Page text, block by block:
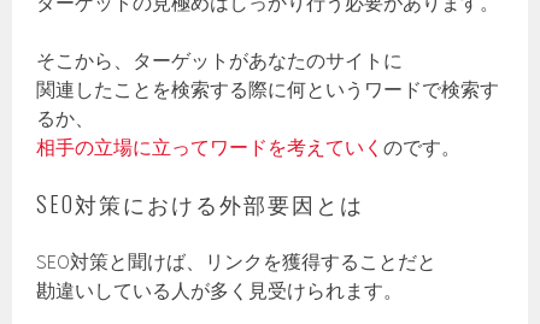
そこから、ターゲットがあなたのサイトに
関連したことを検索する際に何というワードで検索す
るか、
相手の立場に立ってワードを考えていくのです。
SEO対策における外部要因とは
SEO対策と聞けば、リンクを獲得することだと
勘違いしている人が多く見受けられます。